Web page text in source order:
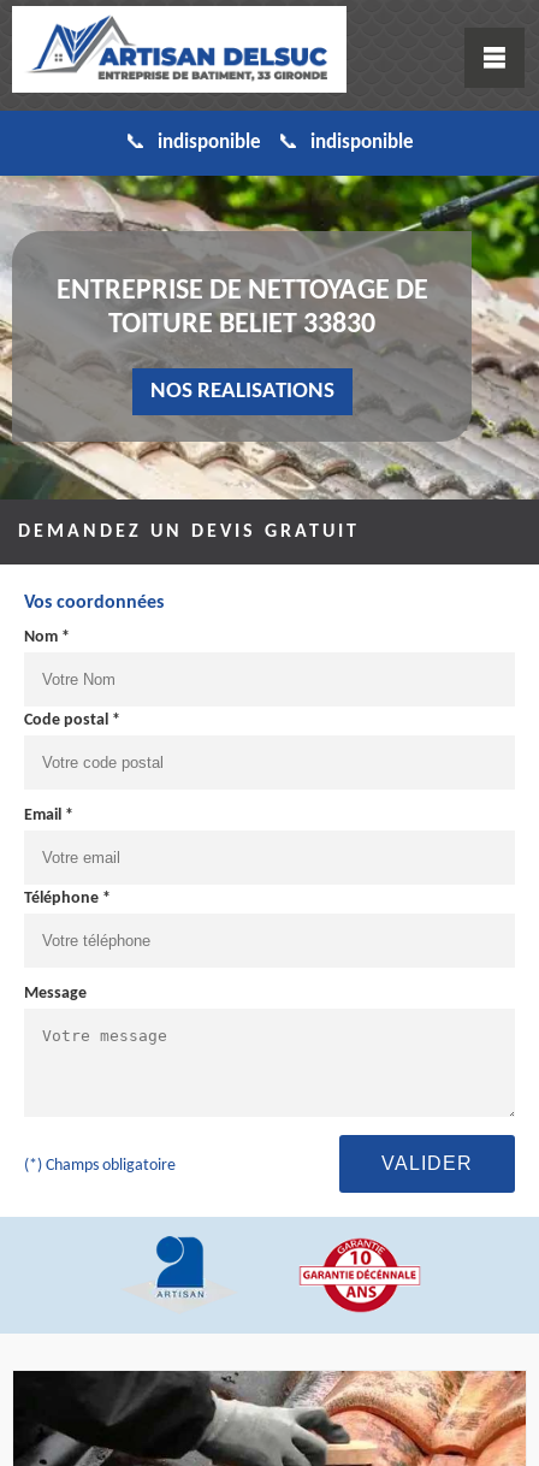
indisponible indisponible
ENTREPRISE DE NETTOYAGE DE
TOITURE BELIET 33830
NOS REALISATIONS
DEMANDEZ UN DEVIS GRATUIT
Vos coordonnées
Nom *
Code postal *
Email *
Téléphone *
Message
(*) Champs obligatoire